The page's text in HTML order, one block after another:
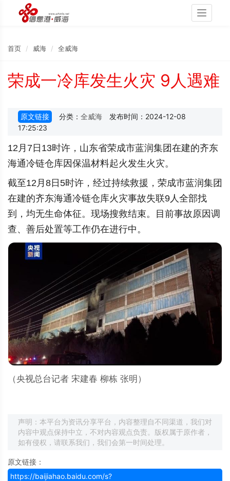
Toggle
首页 威海 全威海
荣成一冷库发生火灾 9人遇难
原文链接 分类： 全威海
发布时间：2024-12-08
17:25:23
12月7日13时许，山东省荣成市蓝润集团在建的齐东
海通冷链仓库因保温材料起火发生火灾。
截至12月8日5时许，经过持续救援，荣成市蓝润集团
在建的齐东海通冷链仓库火灾事故失联9人全部找
到，均无生命体征。现场搜救结束。目前事故原因调
查、善后处置等工作仍在进行中。
（央视总台记者 宋建春 柳栋 张明）
声明：本平台为资讯分享平台，内容整理自不同渠道，我们对
内容中观点保持中立，不对内容观点负责。版权属于原作者，
如有侵权，请联系我们，我们会第一时间处理。
原文链接：
https://baijiahao.baidu.com/s?